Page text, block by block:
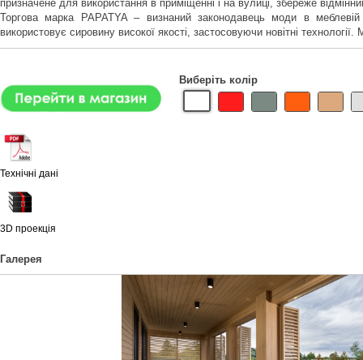
призначене для використання в приміщенні і на вулиці, збереже
Торгова марка PAPATYA – визнаний законодавець моди в
використовує сировину високої якості, застосовуючи новітні
Технічні дані
3D проекція
Виберіть колір
Галерея